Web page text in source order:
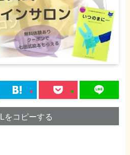
をコピーする